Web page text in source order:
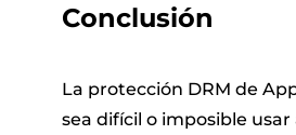
Conclusión
La protección DRM de
sea difícil o imposible usar